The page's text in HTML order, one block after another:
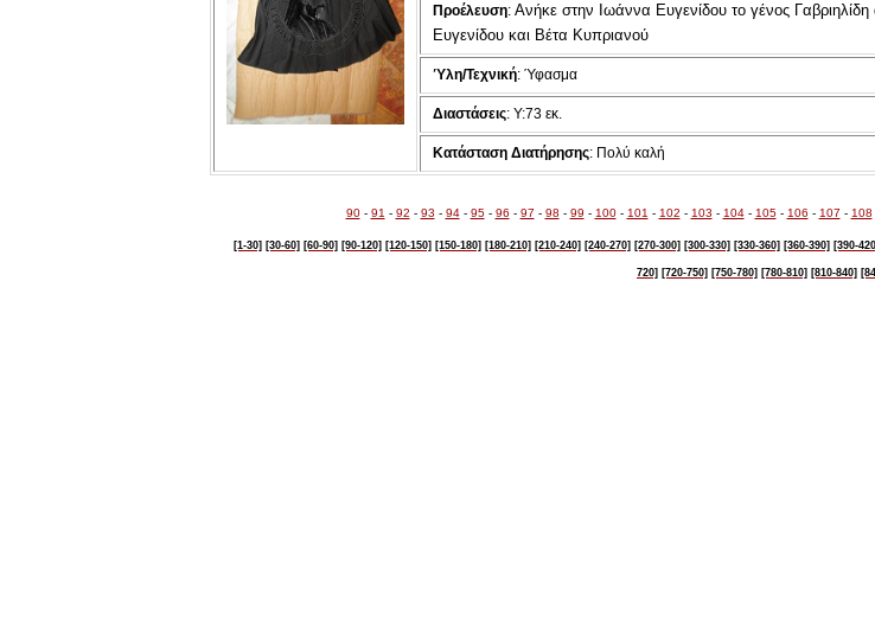
Προέλευση: Ανήκε στην Ιωάννα Ευγενίδου το γένος
Ευγενίδου και Βέτα Κυπριανού
Ύλη/Τεχνική: Ύφασμα
Διαστάσεις: Υ:73 εκ.
Κατάσταση Διατήρησης: Πολύ καλή
90- 91 - 92 - 93 - 94- 95- 96 - 97 - 98 - 99 - 100- 101 - 102 - 103 - 104- 105- 106 - 107 - 108
[1-30] [30-60] [60-90] [90-120] [120-150] [150-180] [180-210] [210-240] [240-270] [270-300] [300-330] [330-360] [360-390] [390-
720] [720-750] [750-780] [780-810] [810-840]